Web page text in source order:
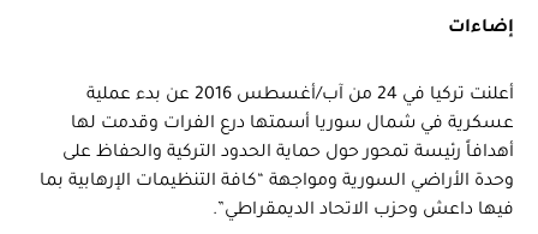
إضاءات
أعلنت تركيا في 24 من آب/أغسطس 2016 عن بدء عملية
عسكرية في شمال سوريا أسمتها درع الفرات وقدمت لها
أهدافاً رئيسة تمحور حول حماية الحدود التركية والحفاظ على
وحدة الأراضي السورية ومواجهة “كافة التنظيمات الإرهابية بما
فيها داعش وحزب الاتحاد الديمقراطي”.